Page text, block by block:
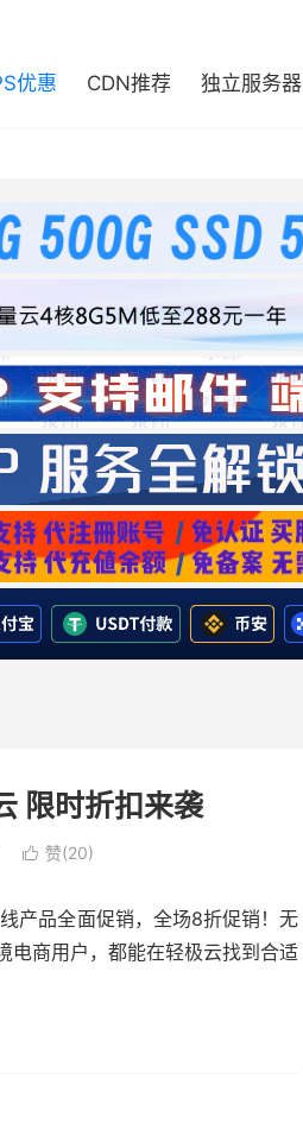
优惠 CDN推荐 独立服务器
限时折扣来袭
 赞(20)
产品全面促销，全场8折促销！无
电商用户，都能在轻极云找到合适